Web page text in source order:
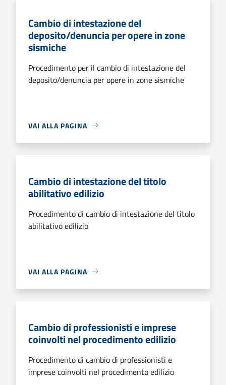
Cambio di intestazione del
deposito/denuncia per opere in zone
sismiche
Procedimento per il cambio di intestazione del
deposito/denuncia per opere in zone sismiche
VAI ALLA PAGINA
Cambio di intestazione del titolo
abilitativo edilizio
Procedimento di cambio di intestazione del titolo
abilitativo edilizio
VAI ALLA PAGINA
Cambio di professionisti e imprese
coinvolti nel procedimento edilizio
Procedimento di cambio di professionisti e
imprese coinvolti nel procedimento edilizio